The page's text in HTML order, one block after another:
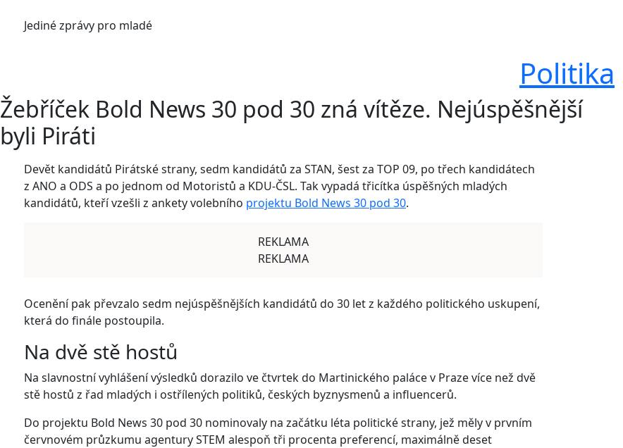
Jedinézprávy pro mladé
Politika
Žebříček Bold News 30 pod 30 zná vítěze. Nejúspěšnější
byli Piráti
Devět kandidátů Pirátské strany, sedm kandidátů za STAN, šest za TOP 09, po třech kandidátech
z ANO a ODS a po jednom od Motoristů a KDU-ČSL. Tak vypadá třicítka úspěšných mladých
kandidátů, kteří vzešli z ankety volebního projektu Bold News 30 pod 30.
REKLAMA
REKLAMA
Ocenění pak převzalo sedm nejúspěšnějších kandidátů do 30 let z každého politického uskupení,
která do finále postoupila.
Na dvě stě hostů
Na slavnostní vyhlášení výsledků dorazilo ve čtvrtek do Martinického paláce v Praze více než dvě
stě hostů z řad mladých i ostřílených politiků, českých byznysmenů a influencerů.
Do projektu Bold News 30 pod 30 nominovaly na začátku léta politické strany, jež měly v prvním
červnovém průzkumu agentury STEM alespoň tři procenta preferencí, maximálně deset